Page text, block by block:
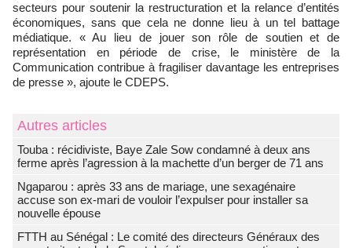
secteurs pour soutenir la restructuration et la relance d’entités
économiques, sans que cela ne donne lieu à un tel battage
médiatique. « Au lieu de jouer son rôle de soutien et de
représentation en période de crise, le ministère de la
Communication contribue à fragiliser davantage les entreprises
de presse », ajoute le CDEPS.
Autres articles
Touba : récidiviste, Baye Zale Sow condamné à deux ans
ferme après l’agression à la machette d’un berger de 71 ans
Ngaparou : après 33 ans de mariage, une sexagénaire
accuse son ex-mari de vouloir l’expulser pour installer sa
nouvelle épouse
FTTH au Sénégal : Le comité des directeurs Généraux des